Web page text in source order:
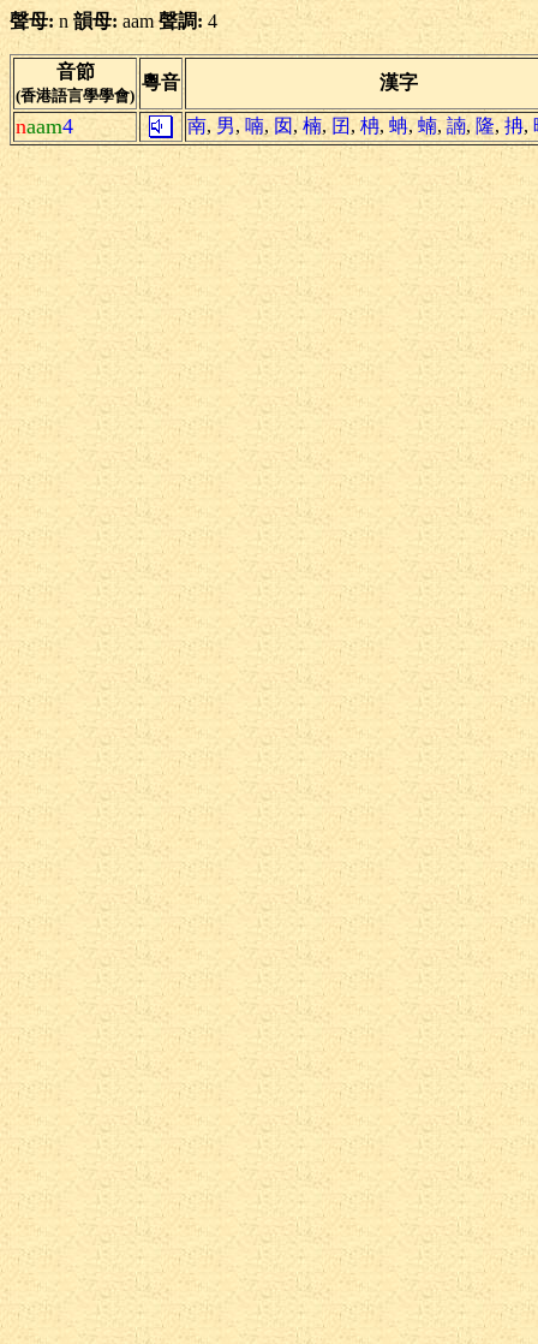
聲母: n 韻母: aam聲調: 4
音節
(香港語言學學會)
粵音 漢字
naam4 南, 男, 喃,囡 ,楠, 囝 ,柟, 蚺, 蝻, 諵, 隆,抩,